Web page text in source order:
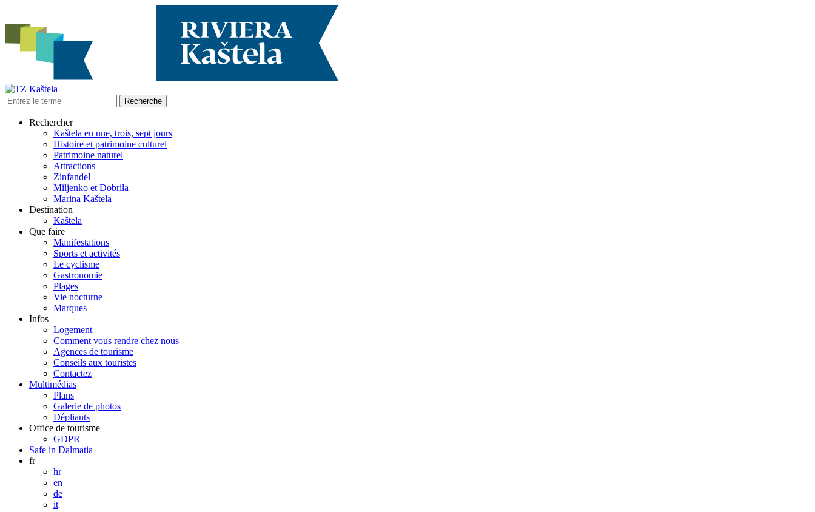
Rechercher
Kaštela en une, trois, sept jours
Histoire et patrimoine culturel
Patrimoine naturel
Attractions
Zinfandel
Miljenko et Dobrila
Marina Kaštela
Destination
Kaštela
Que faire
Manifestations
Sports et activités
Le cyclisme
Gastronomie
Plages
Vie nocturne
Marques
Infos
Logement
Comment vous rendre chez nous
Agences de tourisme
Conseils aux touristes
Contactez
Multimédias
Plans
Galerie de photos
Dépliants
Office de tourisme
GDPR
Safe in Dalmatia
fr
hr
en
de
it